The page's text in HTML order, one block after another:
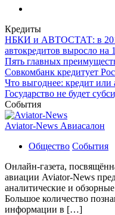
Кредиты
НБКИ и АВТОСТАТ: в
автокредитов выросло на
Пять главных
Совкомбанк кредитует
Что выгоднее: кредит или
Государство не будет
События
Aviator-News Авиасалон
Общество События
Онлайн-газета,
авиации Aviator-News
аналитические и
Большое количество
информации в […]